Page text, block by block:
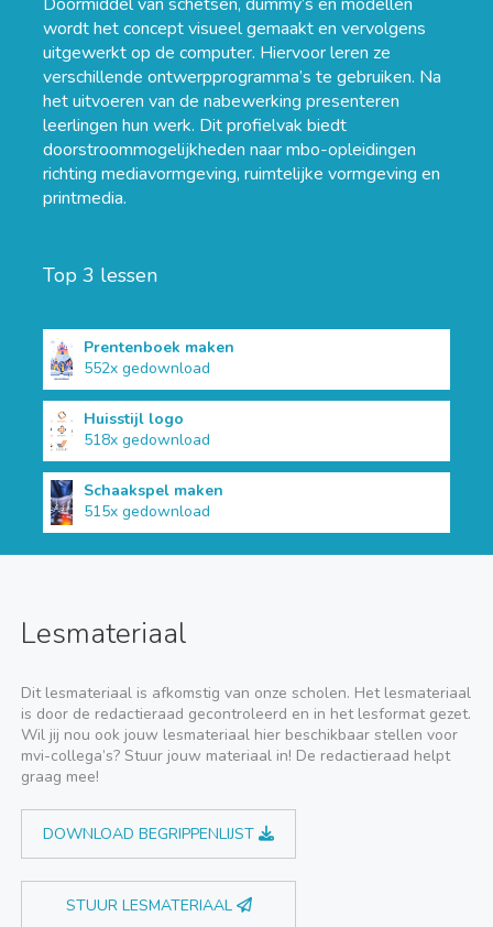
wordt het concept visueel gemaakt en vervolgens
uitgewerkt op de computer. Hiervoor leren ze
verschillende ontwerpprogramma’s te gebruiken. Na
het uitvoeren van de nabewerking presenteren
leerlingen hun werk. Dit profielvak biedt
doorstroommogelijkheden naar mbo-opleidingen
richting mediavormgeving, ruimtelijke vormgeving en
printmedia.
Top 3 lessen
Prentenboek maken
552x gedownload
Huisstijl logo
518x gedownload
Schaakspel maken
515x gedownload
Lesmateriaal
Dit lesmateriaal is afkomstig van onze scholen. Het lesmateriaal
is door de redactieraad gecontroleerd en in het lesformat gezet.
Wil jij nou ook jouw lesmateriaal hier beschikbaar stellen voor
mvi-collega’s? Stuur jouw materiaal in! De redactieraad helpt
graag mee!
DOWNLOAD BEGRIPPENLIJST
STUUR LESMATERIAAL